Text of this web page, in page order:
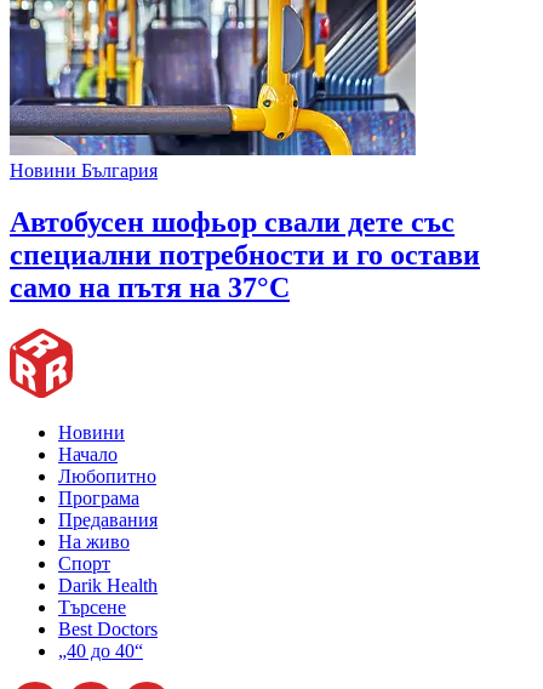
Новини България
Автобусен шофьор свали дете със
специални потребности и го остави
само на пътя на 37°C
Новини
Начало
Любопитно
Програма
Предавания
На живо
Спорт
Darik Health
Търсене
Best Doctors
„40 до 40“